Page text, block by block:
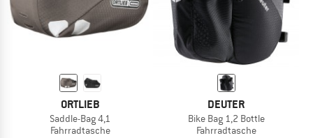
ORTLIEB
Saddle-Bag 4,1
Fahrradtasche
DEUTER
Bike Bag 1,2 Bottle
Fahrradtasche